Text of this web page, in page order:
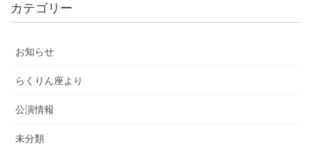
カテゴリー
お知らせ
らくりん座より
公演情報
未分類